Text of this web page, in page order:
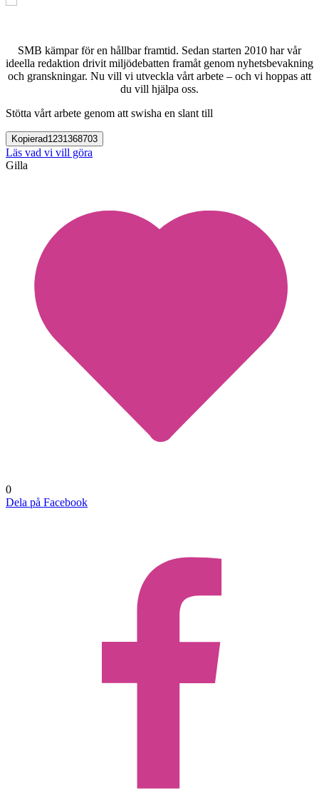
SMB kämpar för en hållbar framtid. Sedan starten 2010 har vår
ideella redaktion drivit miljödebatten framåt genom nyhetsbevakning
och granskningar. Nu vill vi utveckla vårt arbete – och vi hoppas att
du vill hjälpa oss.
Stötta vårt arbete genom att swisha en slant till
Kopierad1231368703
Läs vad vi vill göra
Gilla
0
Dela på Facebook